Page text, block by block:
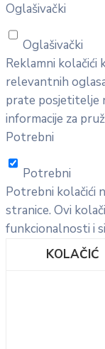
Oglašivački
Oglašivački
Reklamni kolačići
relevantnih
prate posjetitelje
informacije za
Potrebni
Potrebni
Potrebni kolačići
stranice. Ovi
funkcionalnosti i
KOLAČIĆ